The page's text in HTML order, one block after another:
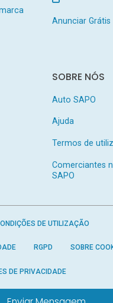
Anunciar Grátis
SOBRE NÓS
Auto SAPO
Ajuda
Termos de
Comerciantes
SAPO
DE UTILIZAÇÃO
RGPD SOBRE
DE PRIVACIDADE